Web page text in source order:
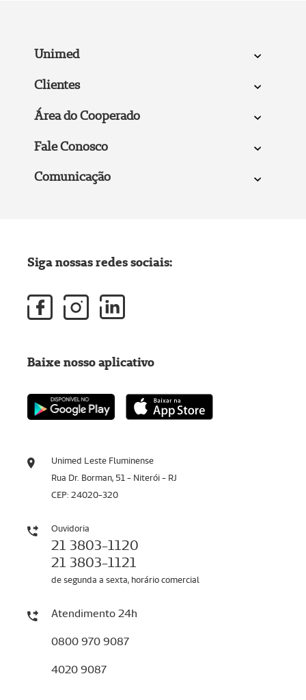
Unimed
Clientes
Área do Cooperado
Fale Conosco
Comunicação
Unimed Leste Fluminense
Rua Dr. Borman, 51 - Niterói - RJ
CEP: 24020-320
Ouvidoria
21 3803-1120
21 3803-1121
de segunda a sexta, horário comercial
Atendimento 24h
0800 970 9087
4020 9087
Siga nossas redes sociais:
Baixe nosso aplicativo